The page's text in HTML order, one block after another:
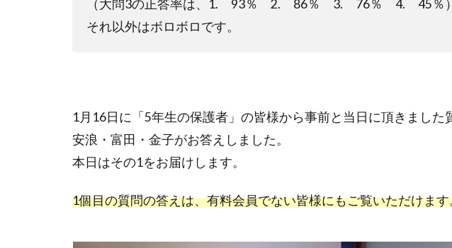
（大問3の正答率は、1. 93％ 2. 86％ 3. 76％ 4. 45％）
それ以外はボロボロです。
1月16日に「5年生の保護者」の皆様から事前と当日に頂きました
安浪・富田・金子がお答えしました。
本日はその1をお届けします。
1個目の質問の答えは、有料会員でない皆様にもご覧いただけます